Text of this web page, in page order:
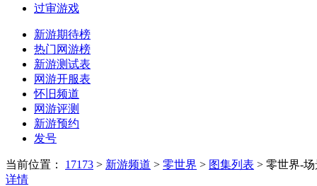
过审游戏
新游期待榜
热门网游榜
新游测试表
网游开服表
怀旧频道
网游评测
新游预约
发号
当前位置： 17173 > 新游频道 > 零世界 > 图集列表 > 零世界-
详情